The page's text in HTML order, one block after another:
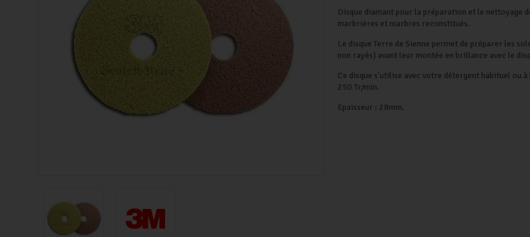
Disque diamant pour la préparation et le nettoyage
marbrières et marbres reconstitués.
Le disque Terre de Sienne permet de préparer les
non rayés) avant leur montée en brillance avec le
Ce disque s'utilise avec votre détergent habituel ou à
250 Tr/min.
Epaisseur : 28mm.